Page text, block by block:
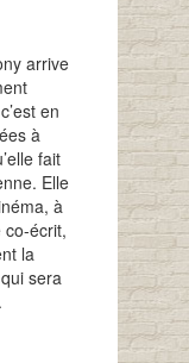
arrive
en
à
fait
Elle
à
co-écrit,
la
sera